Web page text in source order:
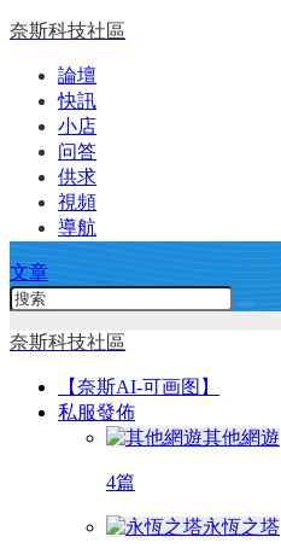
奈斯科技社區
論壇
快訊
小店
问答
供求
視頻
導航
文章
奈斯科技社區
【奈斯AI-可画图】
私服發佈
其他網遊
4篇
永恆之塔